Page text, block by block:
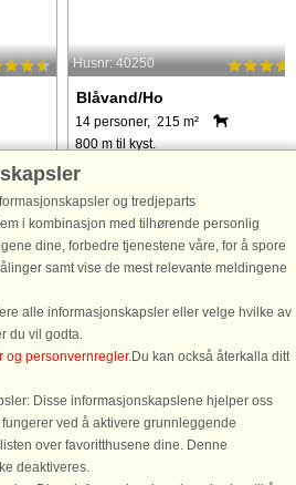
en
der
Husnr: 40250
Blåvand/Ho
14 personer, 215 m²
800 m til kyst.
Dette hus ligger i Ho Feriecenter,
er omgivet af hav med Ho Bugt mod
øst, Esperance Bugt mod syd og
Vesterhavet mod vest. Er I mere til
vandrutsjebaner og opvarmet
badelandet, ...
fra 7.941 NOK
og tredjeparts
i kombinasjon med tilhørende personlig
dine, forbedre tjenestene våre, for å spore
samt vise de mest relevante meldingene
alle informasjonskapsler eller velge hvilke av
du vil godta.
og personvernregler.Du kan också återkalla ditt
Disse informasjonskapslene hjelper oss
ved å aktivere grunnleggende
over favoritthusene dine. Denne
deaktiveres.